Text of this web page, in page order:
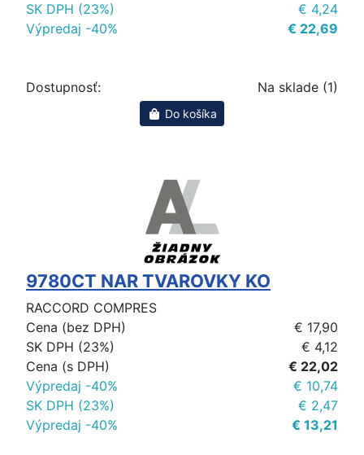
SK DPH (23%)
€ 4,24
Výpredaj -40%
€ 22,69
Dostupnosť: Na sklade (1)
Do košíka
9780CT NAR TVAROVKY KO
RACCORD COMPRES
Cena (bez DPH)
€ 17,90
SK DPH (23%)
€ 4,12
Cena (s DPH)
€ 22,02
Výpredaj -40%
€ 10,74
SK DPH (23%)
€ 2,47
Výpredaj -40%
€ 13,21